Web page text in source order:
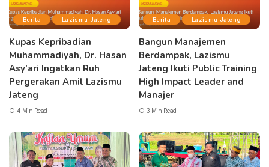
Berita Lazismu Jateng
Kupas Kepribadian
Muhammadiyah, Dr. Hasan
Asy’ari Ingatkan Ruh
Pergerakan Amil Lazismu
Jateng
4 Min Read
Berita Lazismu Jateng
Bangun Manajemen
Berdampak, Lazismu
Jateng Ikuti Public Training
High Impact Leader and
Manajer
3 Min Read